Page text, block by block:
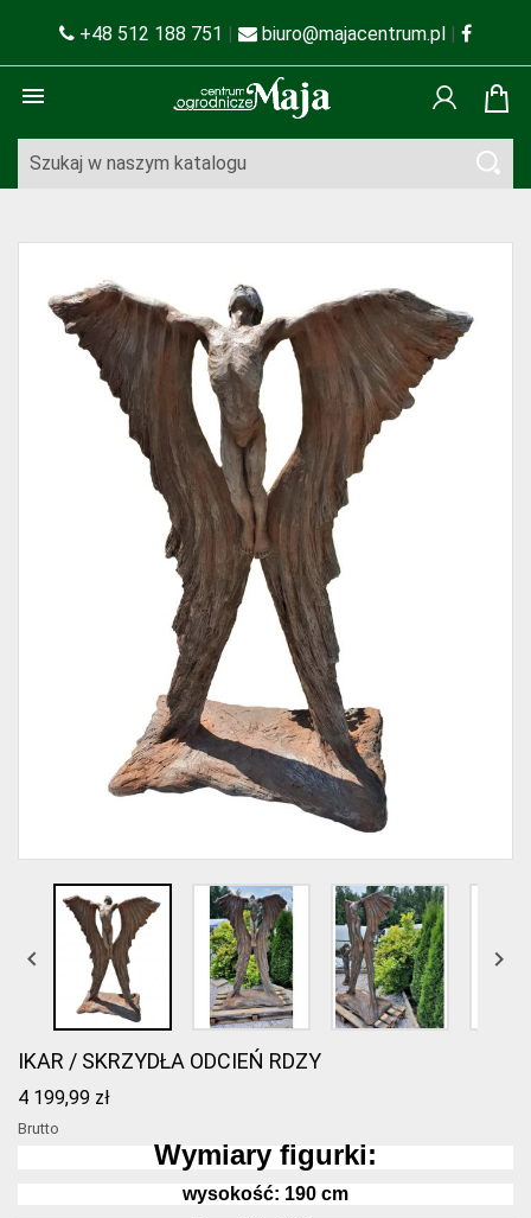
+48 512 188 751 | biuro@majacentrum.pl |

 
IKAR / SKRZYDŁA ODCIEŃ RDZY
4 199,99 zł
Brutto
Wymiary figurki:
wysokość: 190 cm